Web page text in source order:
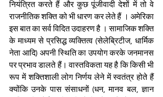
नियंत्रित करते हैं और कुछ पूंजीवादी देशों में तो वे
राजनीतिक शक्ति को भी धारण कर लेते हैं । अमेरिका
इस बात का सर्व विदित उदाहरण है । सामाजिक शक्ति
के माध्यम से प्रसिद्ध व्यक्तित्व (सेलेब्रिटीज, धार्मिक
नेता आदि) अपनी स्थिति का उपयोग करके जनमानस
पर प्रभाव डालते हैं। वास्तविकता यह है कि किसी भी
रूप में शक्तिशाली लोग निर्णय लेने में स्वतंत्र होते हैं
क्योंकि उनके पास संसाधनों (धन, मानव बल, ज्ञान